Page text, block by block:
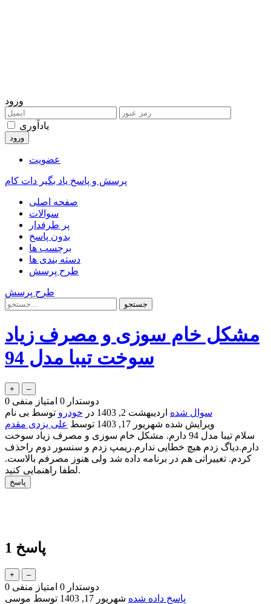
ورود
یادآوری
عضویت
پرسش و پاسخ یاد بگیر دات کام
صفحه اصلی
سوالات
پر طرفدار
بدون پاسخ
برچسب ها
دسته بندی ها
طرح پرسش
طرح پرسش
مشکل خام سوزی و مصرف زیاد
سوخت تیبا مدل 94
0 دوستدار 0 امتیاز منفی
سوال شده اردیبهشت 2, 1403 در خودرو توسط بی نام
ویرایش شده شهریور 17, 1403 توسط علی یزدی مقدم
سلام تیبا مدل 94 دارم. مشکل خام سوزی و مصرف زیاد سوخت
دارم.دیاگ زدم هیچ خطایی ندارم.ریمپ زدم و سنسور دوم راحذف
کردم. تغییراتی هم در برنامه داده شد ولی هنوز مصرفم بالاست.
لطفا راهنمایی کنید.
1 پاسخ
0 دوستدار 0 امتیاز منفی
پاسخ داده شده شهریور 17, 1403 توسط موسی